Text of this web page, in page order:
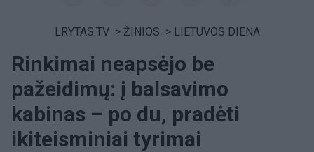
LRYTAS.TV > ŽINIOS > LIETUVOS DIENA
Rinkimai neapsėjo be
pažeidimų: į balsavimo
kabinas – po du, pradėti
ikiteisminiai tyrimai